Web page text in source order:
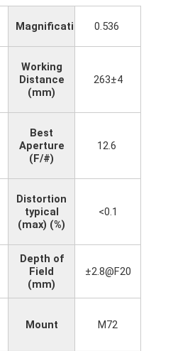
Magnification(x)0.536
Working
Distance
(mm)
263±4
Best
Aperture
(F/#)
12.6
Distortion
typical
(max) (%)
<0.1
Depth of
Field
(mm)
±2.8@F20
Mount M72